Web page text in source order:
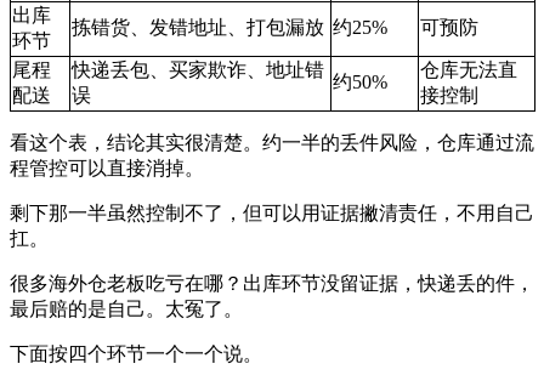
出库
环节
拣错货、发错地址、打包漏放 约25% 可预防
尾程
配送
快递丢包、买家欺诈、地址错
误
约50%
仓库无法直
接控制
看这个表，结论其实很清楚。约一半的丢件风险，仓库通过流
程管控可以直接消掉。
剩下那一半虽然控制不了，但可以用证据撇清责任，不用自己
扛。
很多海外仓老板吃亏在哪？出库环节没留证据，快递丢的件，
最后赔的是自己。太冤了。
下面按四个环节一个一个说。